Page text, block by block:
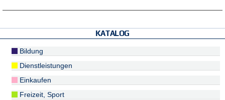
KATALOG
Bildung
Dienstleistungen
Einkaufen
Freizeit, Sport